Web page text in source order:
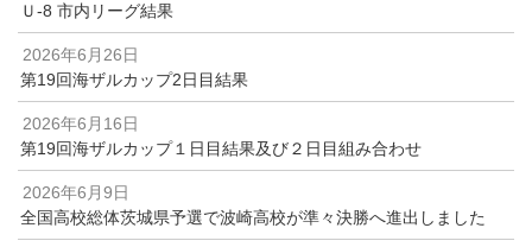
Ｕ-8 市内リーグ結果
2026年6月26日
第19回海ザルカップ2日目結果
2026年6月16日
第19回海ザルカップ１日目結果及び２日目組み合わせ
2026年6月9日
全国高校総体茨城県予選で波崎高校が準々決勝へ進出しました